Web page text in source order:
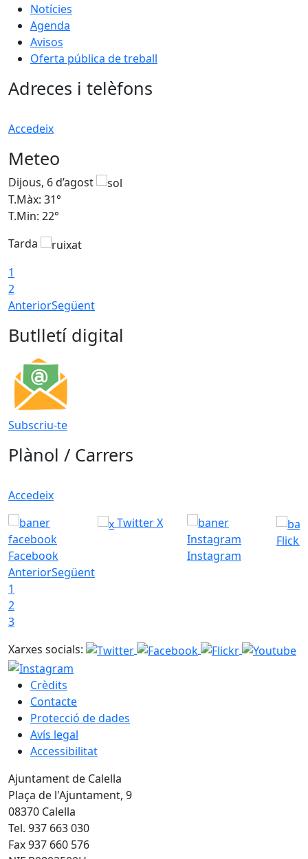
Notícies
Agenda
Avisos
Oferta pública de treball
Adreces i telèfons
Accedeix
Meteo
Dijous, 6 d’agost
T.Màx: 31°
T.Min: 22°
Tarda
1
2
AnteriorSegüent
Butlletí digital
Subscriu-te
Plànol / Carrers
Accedeix
Facebook
Twitter X
Instagram
Flickr
AnteriorSegüent
1
2
3
Xarxes socials:
Crèdits
Contacte
Protecció de dades
Avís legal
Accessibilitat
Ajuntament de Calella
Plaça de l'Ajuntament, 9
08370 Calella
Tel. 937 663 030
Fax 937 660 576